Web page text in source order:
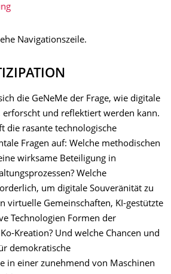
Navigationszeile.
die GeNeMe der Frage, wie digitale
erforscht und reflektiert werden kann.
die rasante technologische
Fragen auf: Welche methodischen
wirksame Beteiligung in
Welche
um digitale Souveränität zu
virtuelle Gemeinschaften, KI-gestützte
Technologien Formen der
Kreation? Und welche Chancen und
demokratische
in einer zunehmend von Maschinen